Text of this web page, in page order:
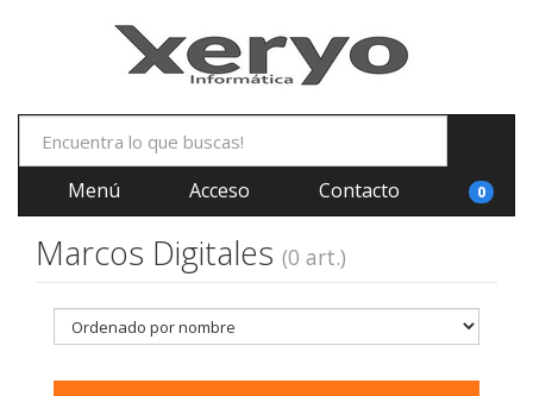
Menú Acceso Contacto 0
Marcos Digitales (0 art.)